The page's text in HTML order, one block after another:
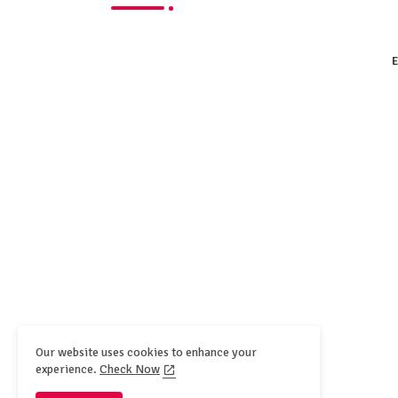
Our website uses cookies to enhance your
experience. Check Now